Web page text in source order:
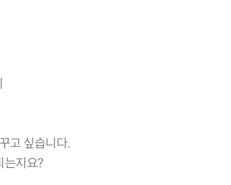
고 싶습니다.
는지요?